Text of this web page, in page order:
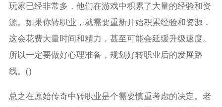
玩家已经非常多，他们在游戏中积累了大量的经验和资
源。如果你转职业，就需要重新开始积累经验和资源，
这会花费大量时间和精力，甚至可能会延缓升级速度。
所以一定要做好心理准备，规划好转职业后的发展路
线。()
总之在原始传奇中转职业是个需要慎重考虑的决定。老